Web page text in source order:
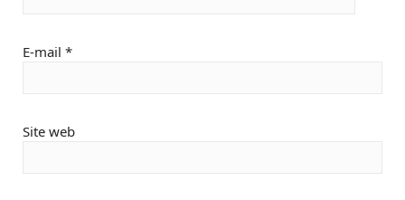
E-mail *
Site web